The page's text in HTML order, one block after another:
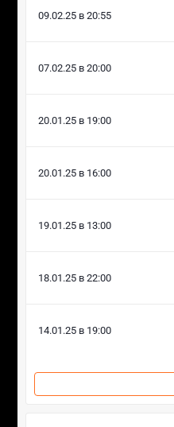
09.02.25 в 20:55
07.02.25 в 20:00
20.01.25 в 19:00
20.01.25 в 16:00
19.01.25 в 13:00
18.01.25 в 22:00
14.01.25 в 19:00